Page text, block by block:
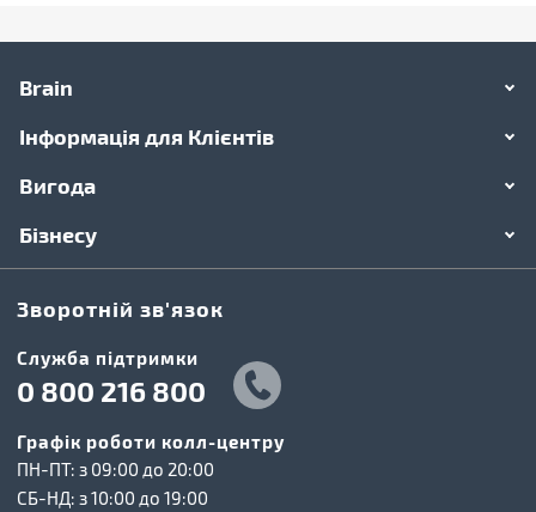
Brain
Інформація для Клієнтів
Вигода
Бізнесу
Зворотній зв'язок
Cлужба підтримки
0 800 216 800
Графік роботи колл-центру
ПН-ПТ: з 09:00 до 20:00
СБ-НД: з 10:00 до 19:00